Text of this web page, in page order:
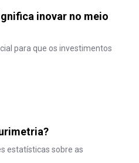
inovar no meio
para que os investimentos
estatísticas sobre as